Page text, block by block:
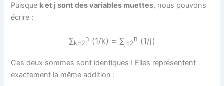
Puisque k et j sont des variables muettes, nous pouvons
écrire :
∑k=2
n (1/k) = ∑j=2
n (1/j)
Ces deux sommes sont identiques ! Elles représentent
exactement la même addition :